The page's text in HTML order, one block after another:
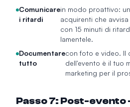
Comunicare
i ritardi
in modo proattivo:
acquirenti che
con 15 minuti di
lamentele.
Documentare
tutto
con foto e video. Il
dell'evento è il tuo
marketing per il
Passo 7: Post-evento